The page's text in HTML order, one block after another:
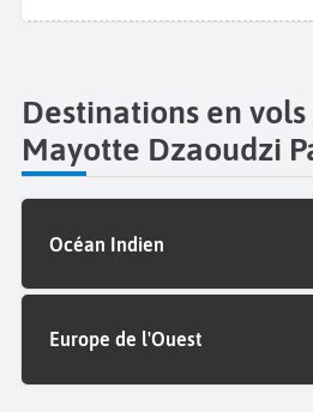
Destinations en
Mayotte Dzaoudzi
Océan Indien
Europe de l'Ouest